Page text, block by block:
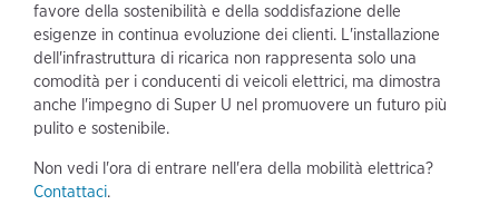
favore della sostenibilità e della soddisfazione delle
esigenze in continua evoluzione dei clienti. L'installazione
dell'infrastruttura di ricarica non rappresenta solo una
comodità per i conducenti di veicoli elettrici, ma dimostra
anche l'impegno di Super U nel promuovere un futuro più
pulito e sostenibile.
Non vedi l'ora di entrare nell'era della mobilità elettrica?
Contattaci.